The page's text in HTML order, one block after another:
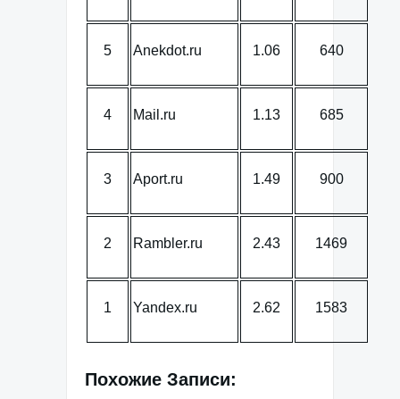
5 Anekdot.ru 1.06 640
4 Mail.ru 1.13 685
3 Aport.ru 1.49 900
2 Rambler.ru 2.43 1469
1 Yandex.ru 2.62 1583
Похожие Записи: